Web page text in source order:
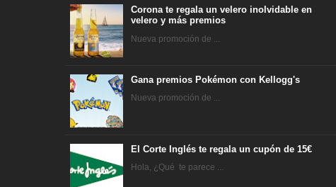
Corona te regala un velero inolvidable en
velero y más premios
Nueva promoción de ...
Gana premios Pokémon con Kellogg's
Nueva promoción de ...
El Corte Inglés te regala un cupón de 15€
Hola, ¿Qué te parece ...